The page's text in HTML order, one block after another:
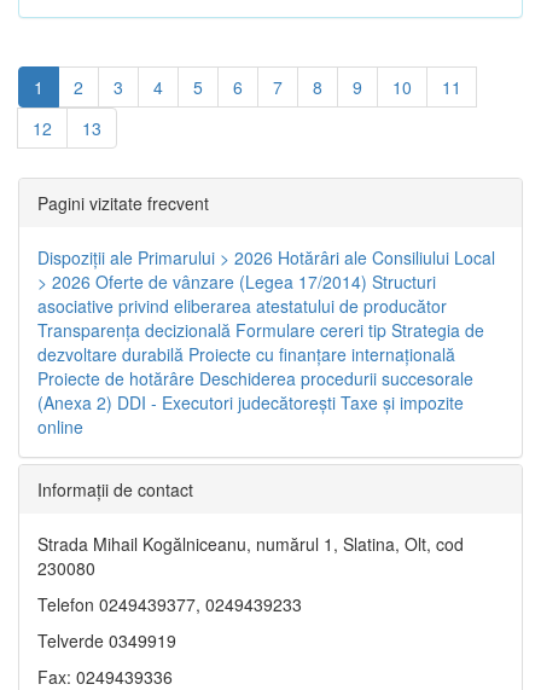
1 2 3 4 5 6 7 8 9 10
11
12
13
Pagini vizitate frecvent
Dispoziţii ale Primarului > 2026 Hotărâri ale Consiliului Local
> 2026 Oferte de vânzare (Legea 17/2014) Structuri
asociative privind eliberarea atestatului de producător
Transparenţa decizională Formulare cereri tip Strategia de
dezvoltare durabilă Proiecte cu finanţare internaţională
Proiecte de hotărâre Deschiderea procedurii succesorale
(Anexa 2) DDI - Executori judecătorești Taxe şi impozite
online
Informaţii de contact
Strada Mihail Kogălniceanu, numărul 1, Slatina, Olt, cod
230080
Telefon 0249439377, 0249439233
Telverde 0349919
Fax: 0249439336